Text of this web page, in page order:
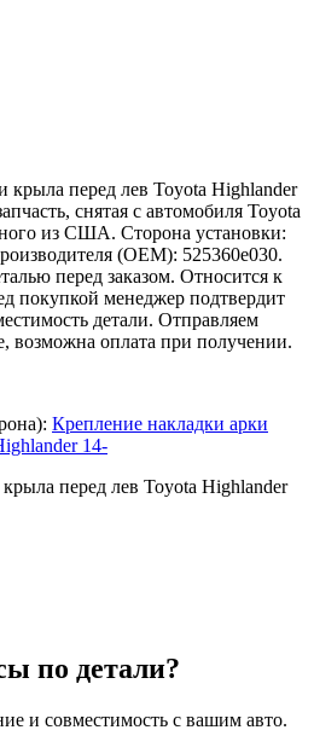
крыла перед лев Toyota Highlander
снятая с автомобиля Toyota
из США. Сторона установки:
(OEM): 525360e030.
перед заказом. Относится к
покупкой менеджер подтвердит
детали. Отправляем
возможна оплата при получении.
Крепление накладки арки
14-
перед лев Toyota Highlander
по детали?
и совместимость с вашим авто.